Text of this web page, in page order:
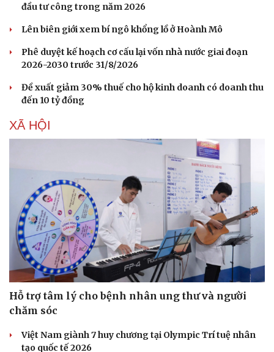
đầu tư công trong năm 2026
Lên biên giới xem bí ngô khổng lồ ở Hoành Mô
Phê duyệt kế hoạch cơ cấu lại vốn nhà nước giai đoạn
2026-2030 trước 31/8/2026
Đề xuất giảm 30% thuế cho hộ kinh doanh có doanh thu
đến 10 tỷ đồng
XÃ HỘI
Hỗ trợ tâm lý cho bệnh nhân ung thư và người
chăm sóc
Việt Nam giành 7 huy chương tại Olympic Trí tuệ nhân
tạo quốc tế 2026